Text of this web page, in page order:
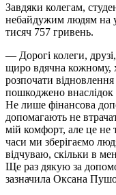
Завдяки колегам,
небайдужим людям на
тисяч 757 гривень.
— Дорогі колеги,
щиро вдячна кожному,
розпочати
пошкоджено внаслідок
Не лише фінансова
допомагають не
мій комфорт, але це не
часи ми зберігаємо
відчуваю, скільки в
Ще раз дякую за
зазначила Оксана